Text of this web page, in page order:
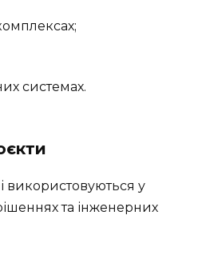
системах.
використовуються у
та інженерних